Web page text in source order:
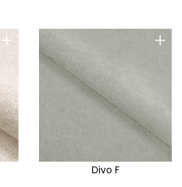
+ +
Divo F